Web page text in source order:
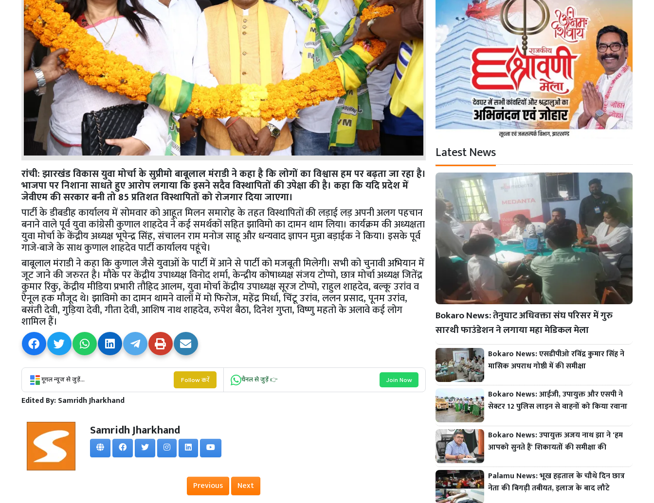
रांची: झारखंड विकास युवा मोर्चा के सुप्रीमो बाबूलाल मंराडी ने कहा है कि लोगों का विश्वास हम पर बढ़ता जा रहा है।
भाजपा पर निशाना साधते हुए आरोप लगाया कि इसने सदैव विस्थापितों की उपेक्षा की है। कहा कि यदि प्रदेश में
जेवीएम की सरकार बनी तो 85 प्रतिशत विस्थापितों को रोजगार दिया जाएगा।
पार्टी के डीबडीह कार्यालय में सोमवार को आहूत मिलन समारोह के तहत विस्थापितों की लड़ाई लड़ अपनी अलग पहचान
बनाने वाले पूर्व युवा कांग्रेसी कुणाल शाहदेव ने कई समर्थकों सहित झाविमो का दामन थाम लिया। कार्यक्रम की अध्यक्षता
युवा मोर्चा के केंद्रीय अध्यक्ष भूपेन्द्र सिंह, संचालन राम मनोज साहू और धन्यवाद ज्ञापन मुन्ना बड़ाईक ने किया। इसके पूर्व
गाजे-बाजे के साथ कुणाल शाहदेव पार्टी कार्यालय पहूंचे।
बाबूलाल मंराडी ने कहा कि कुणाल जैसे युवाओं के पार्टी में आने से पार्टी को मजबूती मिलेगी। सभी को चुनावी अभियान में
जूट जाने की जरुरत है। मौके पर केंद्रीय उपाध्यक्ष विनोद शर्मा, केन्द्रीय कोषाध्यक्ष संजय टोप्पो, छात्र मोर्चा अध्यक्ष जितेंद्र
कुमार रिंकु, केंद्रीय मीडिया प्रभारी तौहिद आलम, युवा मोर्चा केंद्रीय उपाध्यक्ष सूरज टोप्पो, राहुल शाहदेव, बल्कू उरांव व
ऐनूल हक मौजूद थे। झाविमो का दामन थामने वालों में मो फिरोज, महेंद्र मिर्धा, चिंटू उरांव, ललन प्रसाद, पूनम उरांव,
बसंती देवी, गुड़िया देवी, गीता देवी, आशिष नाथ शाहदेव, रुपेश बैठा, दिनेश गुप्ता, विष्णु महतो के अलावे कई लोग
शामिल हैं।
गूगल न्यूज से जुड़ें... Follow करें चैनल से जुड़ें 👉 Join Now
Edited By:Samridh Jharkhand
Samridh Jharkhand
Previous Next
Latest News
Bokaro News: तेनुघाट अधिवक्ता संघ परिसर में गुरु
सारथी फाउंडेशन ने लगाया महा मेडिकल मेला
Bokaro News: एसडीपीओ रविंद्र कुमार सिंह ने
मासिक अपराध गोष्ठी में की समीक्षा
Bokaro News: आईजी, उपायुक्त और एसपी ने
सेक्टर 12 पुलिस लाइन से वाहनों को किया रवाना
Bokaro News: उपायुक्त अजय नाथ झा ने 'हम
आपको सुनते हैं' शिकायतों की समीक्षा की
Palamu News: भूख हड़ताल के चौथे दिन छात्र
नेता की बिगड़ी तबीयत, इलाज के बाद लौटे